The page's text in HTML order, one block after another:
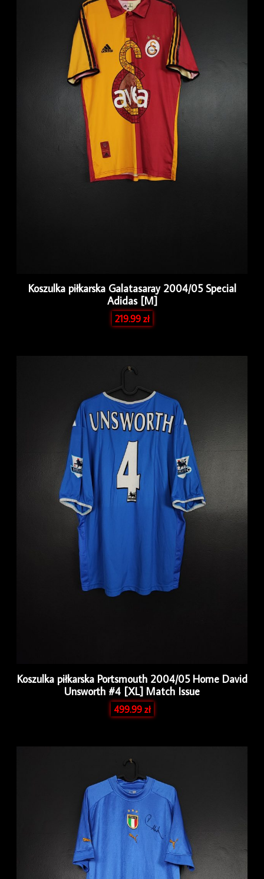
Koszulka piłkarska Galatasaray 2004/05 Special
Adidas [M]
219.99zł
Koszulka piłkarska Portsmouth 2004/05 Home David
Unsworth #4 [XL] Match Issue
499.99zł